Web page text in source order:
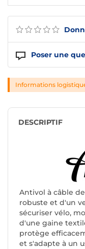
Poser une
Informations
DESCRIPTIF
Antivol à câble
robuste et d'un
sécuriser vélo,
d'une gaine
protège
et s'adapte à un